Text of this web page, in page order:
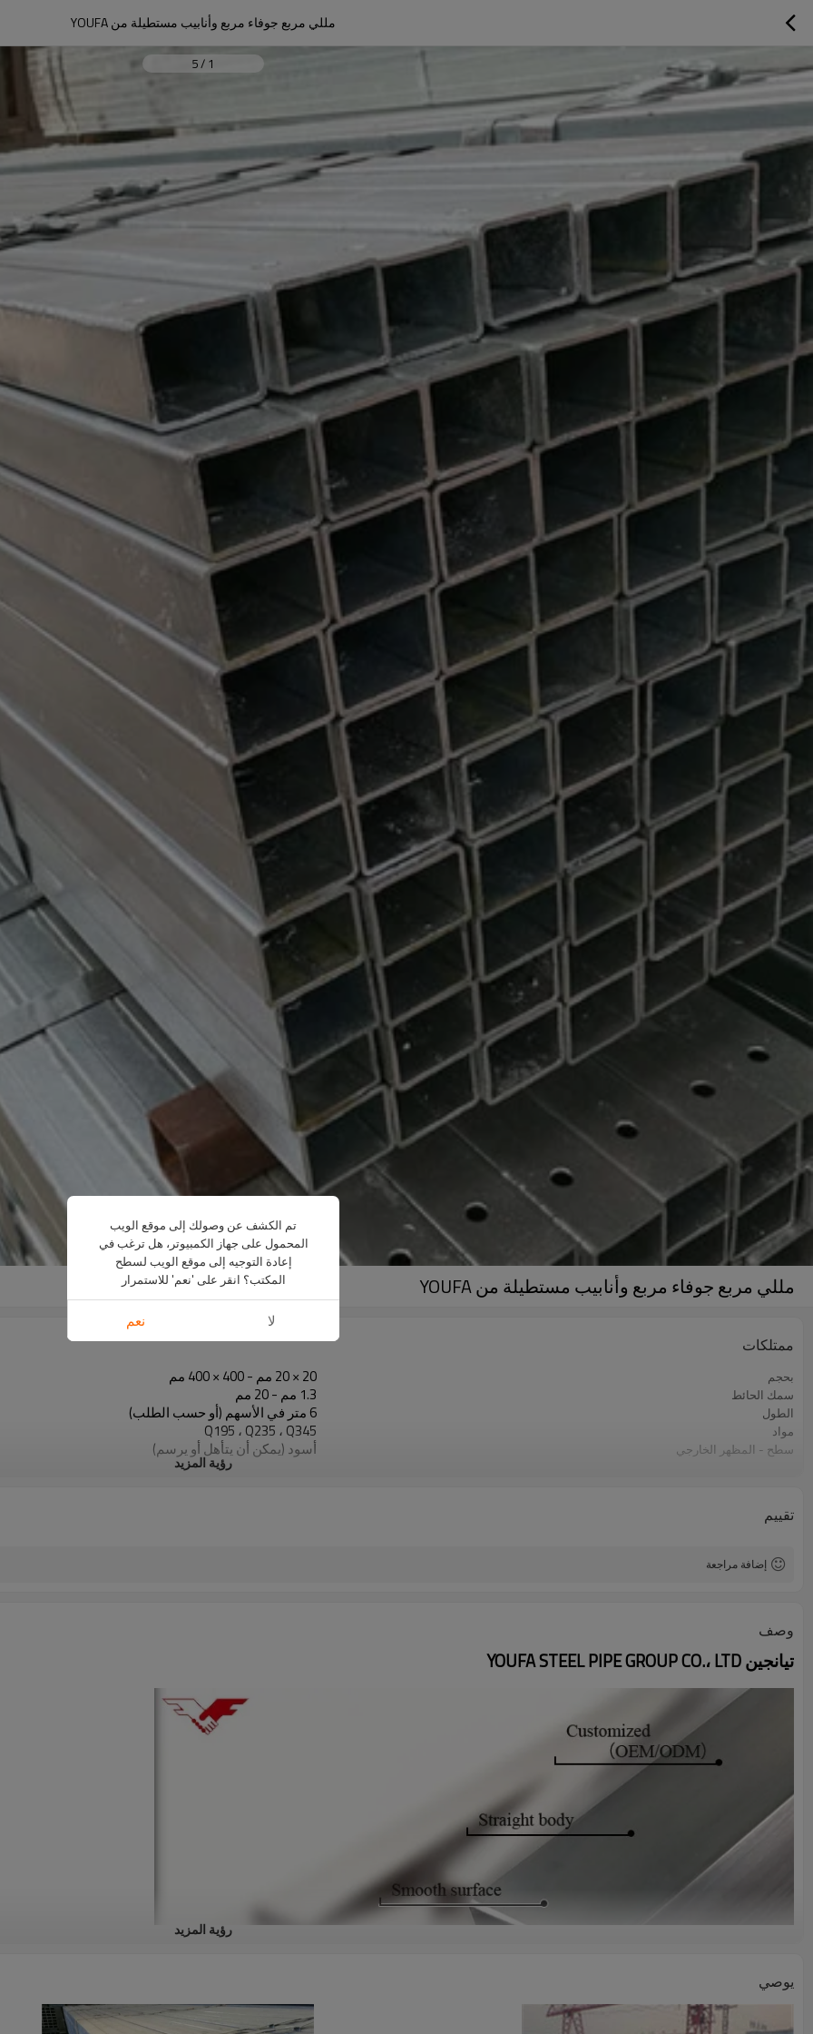
مللي مربع جوفاء مربع وأنابيب مستطيلة من YOUFA
1
/
5
مللي مربع جوفاء مربع وأنابيب مستطيلة من YOUFA
ممتلكات
بحجم 20 × 20 مم - 400 × 400 مم
سمك الحائط 1.3 مم - 20 مم
الطول 6 متر في الأسهم (أو حسب الطلب)
مواد Q195 ، Q235 ، Q345
سطح - المظهر الخارجي أسود (يمكن أن يتأهل أو يرسم)
في حزم مع حزمة التصدير البلاستيكية
السعة الإنتاجية
رؤية المزيد
تقييم
إضافة مراجعة
وصف
تيانجين YOUFA STEEL PIPE GROUP CO.، LTD
رؤية المزيد
يوصي
تم الكشف عن وصولك إلى موقع الويب
المحمول على جهاز الكمبيوتر، هل ترغب في
إعادة التوجيه إلى موقع الويب لسطح
المكتب؟ انقر على 'نعم' للاستمرار
لا نعم